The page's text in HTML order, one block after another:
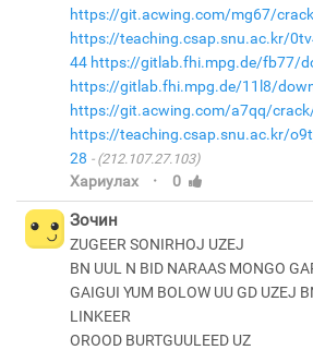
https://git.acwing.com/mg67/
https://teaching.csap.snu.ac.kr/
44 https://gitlab.fhi.mpg.de/fb77/
https://gitlab.fhi.mpg.de/11l8/
https://git.acwing.com/a7qq/
https://teaching.csap.snu.ac.kr/
28
(212.107.27.103)
Хариулах · 0
Зочин
ZUGEER SONIRHOJ UZEJ
BN UUL N BID NARAAS MONGO
GAIGUI YUM BOLOW UU GD UZEJ
LINKEER
OROOD BURTGUULEED UZ